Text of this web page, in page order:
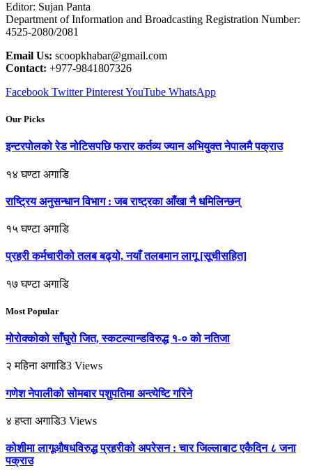
Editor: Sujan Panta
Department of Information and Broadcasting Registration Number:
4525-2080/2081
Email Us: scoopkhabar@gmail.com
Contact: +977-9841807326
Facebook Twitter PinterestYouTube WhatsApp
Our Picks
इन्टरपोलको रेड नोटिसपछि फरार कर्तव्य ज्यान अभियुक्त नेपालमै पक्राउ
१४ घण्टा अगाडि
राष्ट्रिय अनुसन्धान विभाग : जब राष्ट्रका आँखा नै धमिलिन्छन्
१५ घण्टा अगाडि
प्रहरी कर्मचारीको तलब बढ्यो, नयाँ तलबमान लागू [सूचीसहित]
१७ घण्टा अगाडि
Most Popular
मोरोक्कोको साँघुरो जित, स्कटल्यान्डविरुद्ध १-० को नतिजा
२ महिना अगाडि3 Views
गणेश नेपालीको सोमबार पशुपतिमा अन्त्येष्टि गरिने
४ हप्ता अगाडि3 Views
कोशीमा लागूऔषधविरुद्ध प्रहरीको अपरेसन : चार जिल्लाबाट एकैदिन ८ जना
पक्राउ